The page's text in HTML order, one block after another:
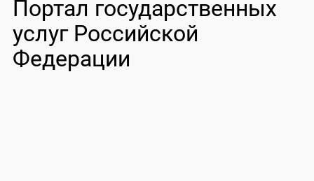
Портал государственных
услуг Российской
Федерации